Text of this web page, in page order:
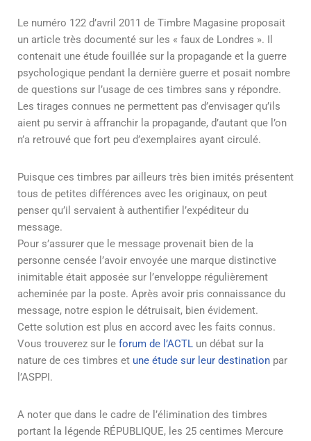
Le numéro 122 d’avril 2011 de Timbre Magasine proposait
un article très documenté sur les « faux de Londres ». Il
contenait une étude fouillée sur la propagande et la guerre
psychologique pendant la dernière guerre et posait nombre
de questions sur l’usage de ces timbres sans y répondre.
Les tirages connues ne permettent pas d’envisager qu’ils
aient pu servir à affranchir la propagande, d’autant que l’on
n’a retrouvé que fort peu d’exemplaires ayant circulé.
Puisque ces timbres par ailleurs très bien imités présentent
tous de petites différences avec les originaux, on peut
penser qu’il servaient à authentifier l’expéditeur du
message.
Pour s’assurer que le message provenait bien de la
personne censée l’avoir envoyée une marque distinctive
inimitable était apposée sur l’enveloppe régulièrement
acheminée par la poste. Après avoir pris connaissance du
message, notre espion le détruisait, bien évidement.
Cette solution est plus en accord avec les faits connus.
Vous trouverez sur le forum de l’ACTL un débat sur la
nature de ces timbres et une étude sur leur destination par
l’ASPPI.
A noter que dans le cadre de l’élimination des timbres
portant la légende RÉPUBLIQUE, les 25 centimes Mercure